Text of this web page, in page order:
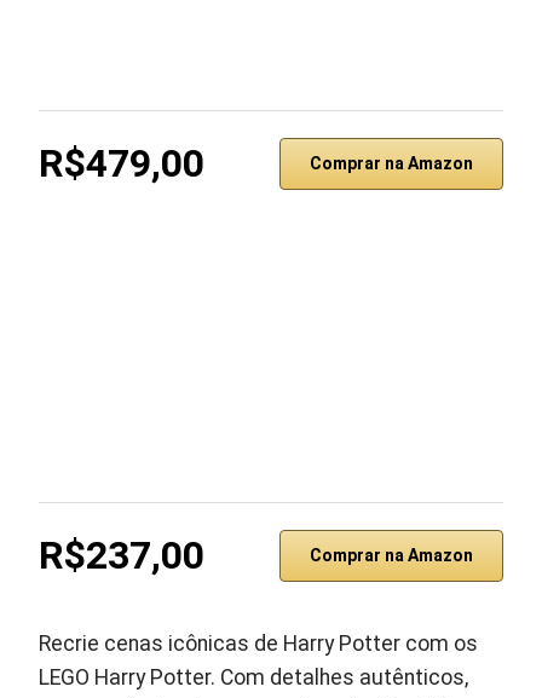
R$479,00 Comprar na Amazon
R$237,00 Comprar na Amazon
Recrie cenas icônicas de Harry Potter com os
LEGO Harry Potter. Com detalhes autênticos,